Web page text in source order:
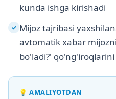
kunda ishga kirishadi
✓ Mijoz tajribasi
avtomatik xabar
bo'ladi?'
💡AMALIYOTDAN